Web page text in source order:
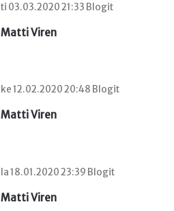
ti 03.03.2020 21:33 Blogit
Matti Viren
ke 12.02.2020 20:48 Blogit
Matti Viren
la 18.01.2020 23:39 Blogit
Matti Viren